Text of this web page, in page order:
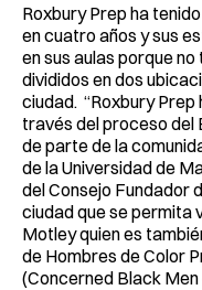
Roxbury Prep ha
en cuatro años y sus
en sus aulas porque
divididos en dos
ciudad. “Roxbury Prep
través del proceso del
de parte de la
de la Universidad de
del Consejo Fundador
ciudad que se permita
Motley quien es
de Hombres de Color
(Concerned Black